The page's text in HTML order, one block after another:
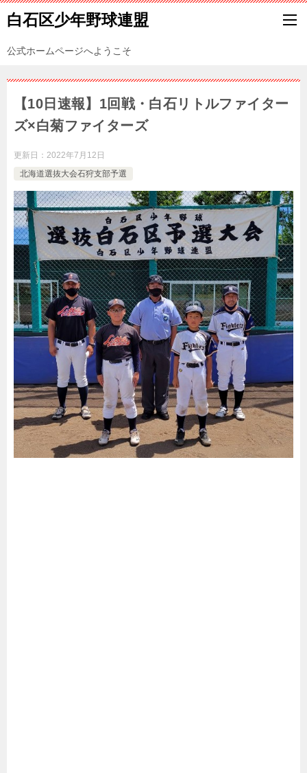
白石区少年野球連盟
公式ホームページへようこそ
【10日速報】1回戦・白石リトルファイター
ズ×白菊ファイターズ
更新日： 2022年7月12日
北海道選抜大会石狩支部予選